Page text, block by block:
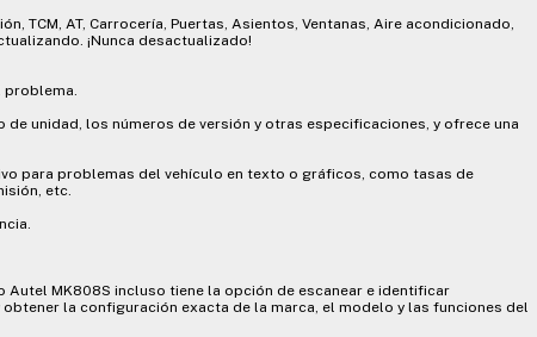
TCM, AT, Carrocería, Puertas, Asientos, Ventanas, Aire acondicionado,
¡Nunca desactualizado!
problema.
de unidad, los números de versión y otras especificaciones, y ofrece una
para problemas del vehículo en texto o gráficos, como tasas de
etc.
MK808S incluso tiene la opción de escanear e identificar
la configuración exacta de la marca, el modelo y las funciones del